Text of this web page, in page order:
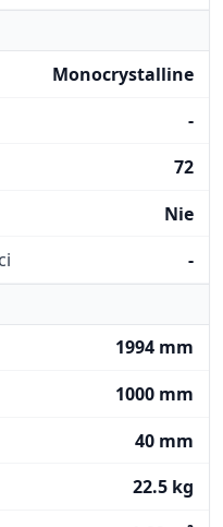
Monocrystalline
-
72
Nie
-
1994 mm
1000 mm
40 mm
22.5 kg